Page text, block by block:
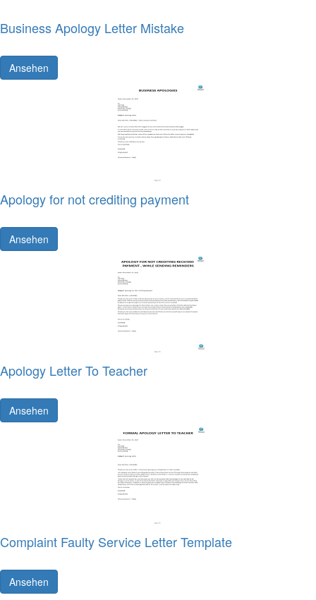
Business Apology Letter Mistake
Ansehen
Apology for not crediting payment
Ansehen
Apology Letter To Teacher
Ansehen
Complaint Faulty Service Letter Template
Ansehen